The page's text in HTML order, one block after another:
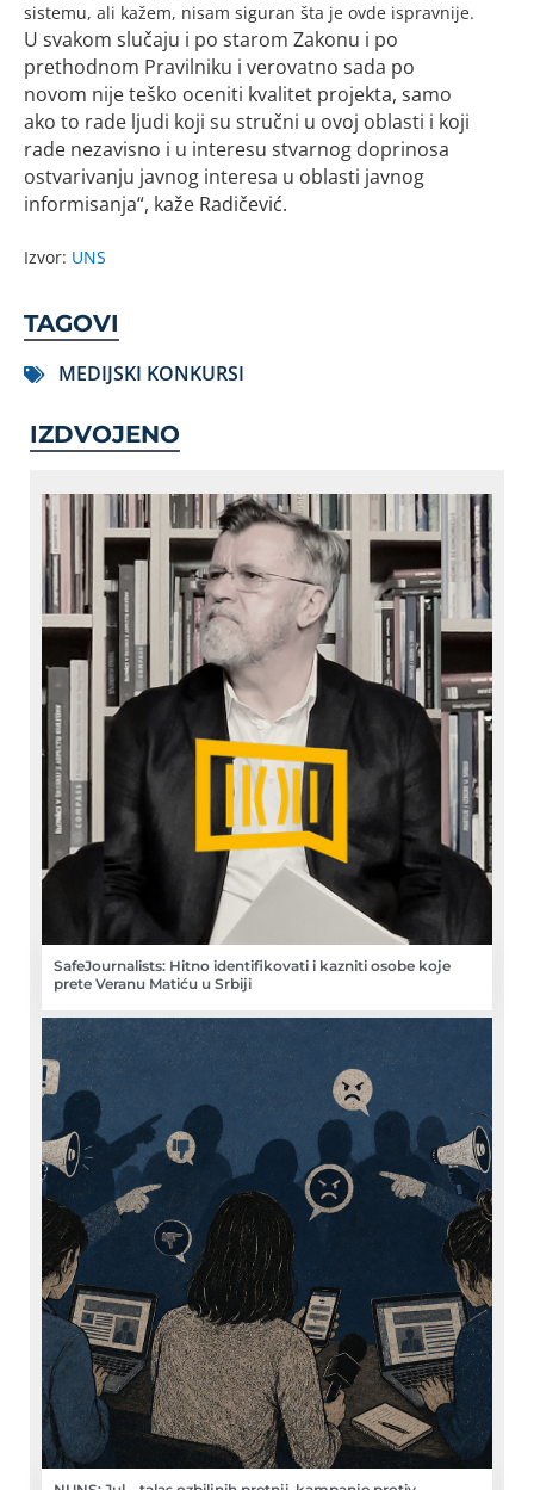
sistemu, ali kažem, nisam siguran šta je ovde ispravnije.
U svakom slučaju i po starom Zakonu i po
prethodnom Pravilniku i verovatno sada po
novom nije teško oceniti kvalitet projekta, samo
ako to rade ljudi koji su stručni u ovoj oblasti i koji
rade nezavisno i u interesu stvarnog doprinosa
ostvarivanju javnog interesa u oblasti javnog
informisanja“, kaže Radičević.
Izvor: UNS
TAGOVI
MEDIJSKI KONKURSI
IZDVOJENO
SafeJournalists: Hitno identifikovati i kazniti osobe koje
prete Veranu Matiću u Srbiji